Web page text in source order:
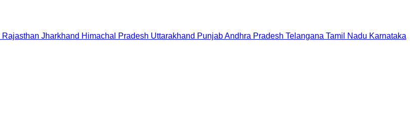
Rajasthan Jharkhand Himachal Pradesh Uttarakhand PunjabAndhra Pradesh Telangana Tamil Nadu Karnataka